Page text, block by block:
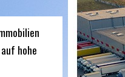
hohe